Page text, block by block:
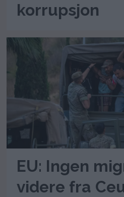
korrupsjon
EU: Ingen
videre fra